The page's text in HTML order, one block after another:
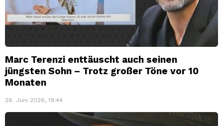
Marc Terenzi enttäuscht auch seinen
jüngsten Sohn – Trotz großer Töne vor 10
Monaten
28. Juni 2026, 19:44